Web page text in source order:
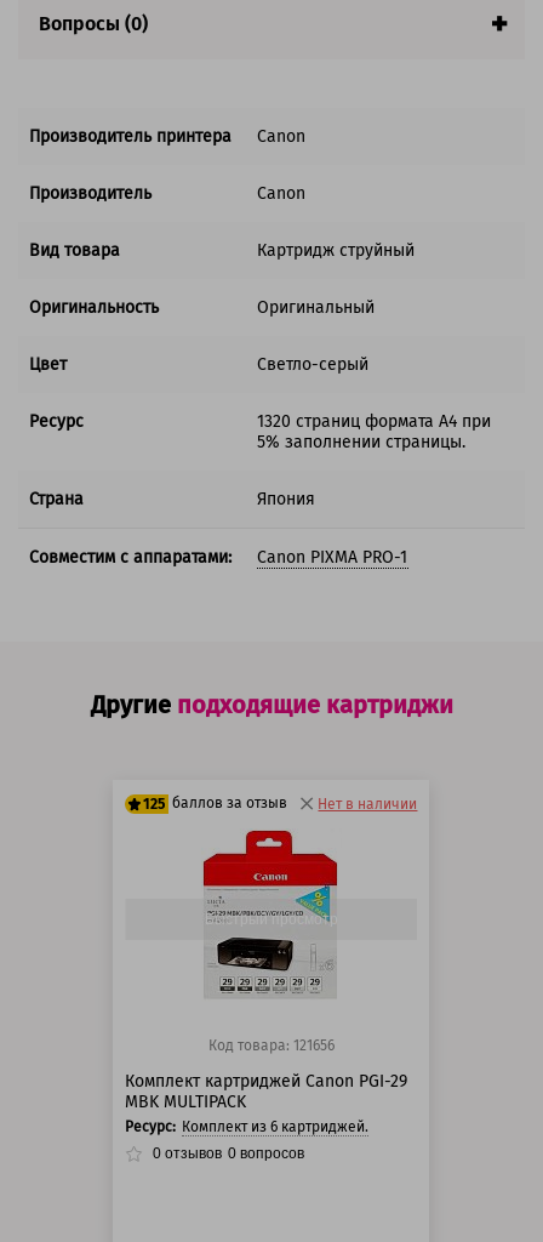
Вопросы (0)
Производитель принтера Canon
Производитель Canon
Вид товара Картридж струйный
Оригинальность Оригинальный
Цвет Светло-серый
Ресурс
1320 страниц формата А4 при
5% заполнении страницы.
Страна Япония
Совместим с аппаратами: Canon PIXMA PRO-1
Другие подходящие картриджи
125 баллов за отзыв
125 баллов
Нет в наличии
Быстрый просмотр
Код товара: 121656
Комплект картриджей Canon PGI-29
MBK MULTIPACK
Ресурс: Комплект из 6 картриджей.
0 отзывов 0 вопросов